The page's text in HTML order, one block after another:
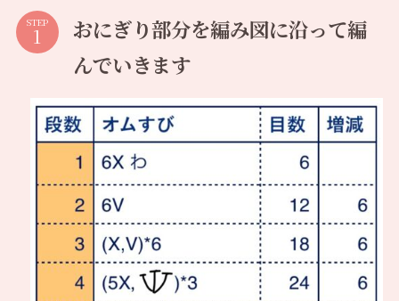
STEP
おにぎり部分を編み図に沿って編
んでいきます